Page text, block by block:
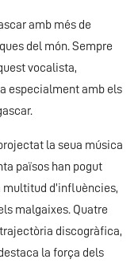
amb més de
del món. Sempre
vocalista,
especialment amb els
la seua música
països han pogut
multitud d’influències,
malgaixes. Quatre
discogràfica,
la força dels